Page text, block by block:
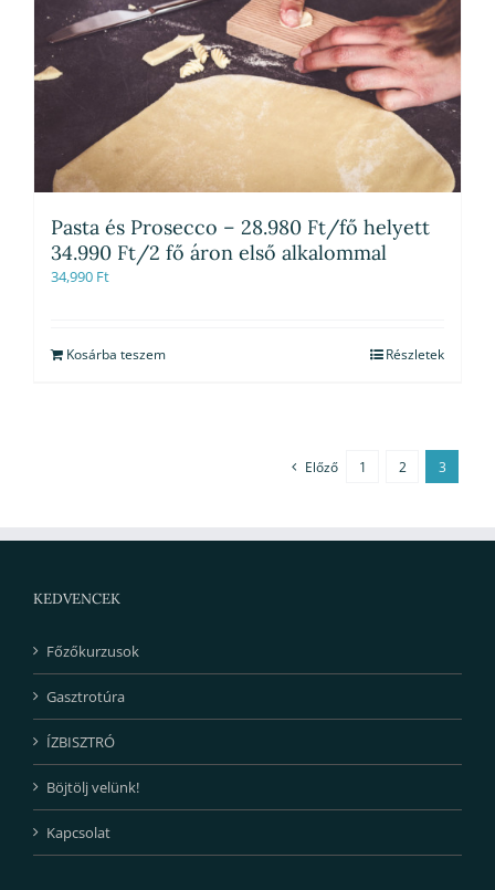
Pasta és Prosecco – 28.980 Ft/fő helyett
34.990 Ft/2 fő áron első alkalommal
34,990 Ft
Kosárba teszem Részletek
Előző 1 2 3
KEDVENCEK
Főzőkurzusok
Gasztrotúra
ÍZBISZTRÓ
Böjtölj velünk!
Kapcsolat